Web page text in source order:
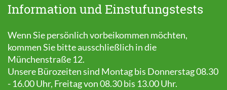
Information und Einstufungstests
Wenn Sie persönlich vorbeikommen möchten,
kommen Sie bitte ausschließlich in die
Münchenstraße 12.
Unsere Bürozeiten sind Montag bis Donnerstag 08.30
- 16.00 Uhr, Freitag von 08.30 bis 13.00 Uhr.